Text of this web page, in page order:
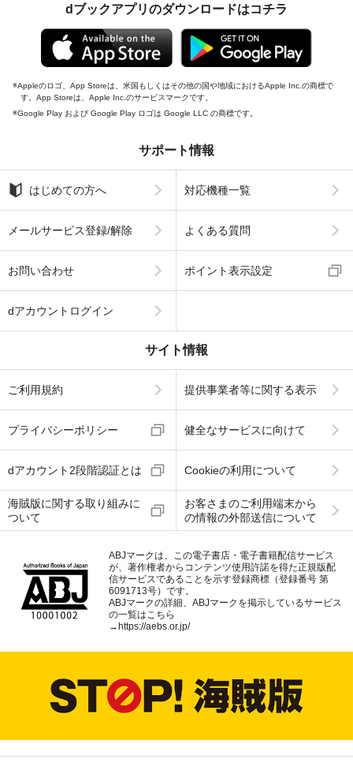
dブックアプリのダウンロードはコチラ
Appleのロゴ、App Storeは、米国もしくはその他の国や地域におけるApple Inc.の商標で
す。App Storeは、Apple Inc.のサービスマークです。
Google Play および Google Play ロゴは Google LLC の商標です。
サポート情報
はじめての方へ 対応機種一覧
メールサービス登録/解除 よくある質問
お問い合わせ ポイント表示設定
dアカウントログイン
サイト情報
ご利用規約 提供事業者等に関する表示
プライバシーポリシー 健全なサービスに向けて
dアカウント2段階認証とは Cookieの利用について
海賊版に関する取り組みに
ついて
お客さまのご利用端末から
の情報の外部送信について
ABJマークは、この電子書店・電子書籍配信サービス
が、著作権者からコンテンツ使用許諾を得た正規版配
信サービスであることを示す登録商標（登録番号 第
6091713号）です。
ABJマークの詳細、ABJマークを掲示しているサービス
の一覧はこちら
→ https://aebs.or.jp/